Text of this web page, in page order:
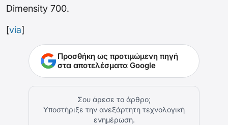
Dimensity 700.
[via]
Προσθήκη ως προτιμώμενη πηγή
στα αποτελέσματα Google
Σου άρεσε το άρθρο;
Υποστήριξε την ανεξάρτητη τεχνολογική
ενημέρωση.